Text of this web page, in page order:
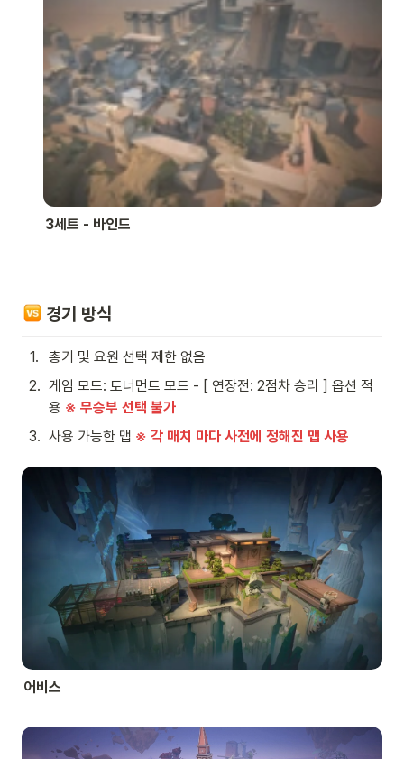
3세트 - 바인드
경기 방식
1.
총기 및 요원 선택 제한 없음
2. 게임 모드: 토너먼트 모드 - [ 연장전: 2점차 승리 ] 옵션 적
용 ※ 무승부 선택 불가
3. 사용 가능한 맵 ※ 각 매치 마다 사전에 정해진 맵 사용
어비스